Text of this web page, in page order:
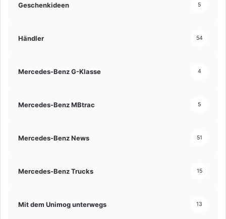
Geschenkideen 5
Händler 54
Mercedes-Benz G-Klasse 4
Mercedes-Benz MBtrac 5
Mercedes-Benz News 51
Mercedes-Benz Trucks 15
Mit dem Unimog unterwegs 13